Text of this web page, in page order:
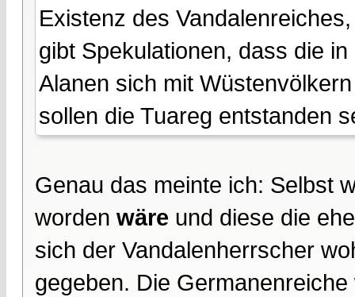
Existenz des
gibt Spekulationen, dass die
Alanen sich mit
sollen die Tuareg entstanden
Genau das meinte ich: Selbst
worden wäre und diese die
sich der Vandalenherrscher
gegeben. Die